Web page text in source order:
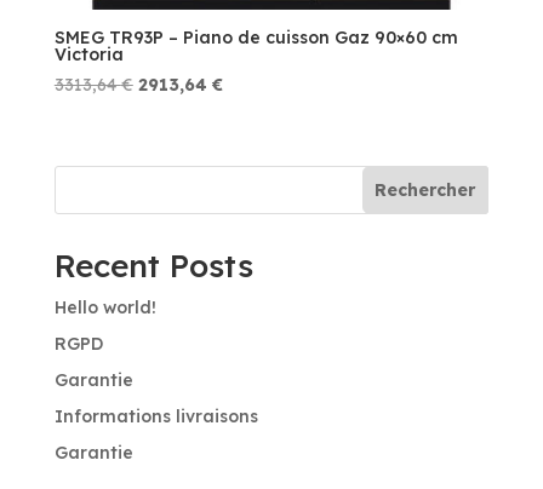
SMEG TR93P – Piano de cuisson Gaz 90×60 cm
Victoria
3313,64€ Le
était :
2913,64 €Le
est :
Rechercher
Recent Posts
Hello world!
RGPD
Garantie
Informations livraisons
Garantie